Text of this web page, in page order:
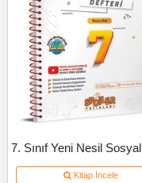
Kitap İncele